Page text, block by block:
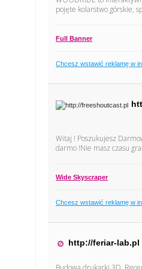
pojęte kolarstwo górskie,
Full Banner
Chcesz wstawić reklamę w
Witaj ! Poszukujesz
darmo !Nie masz czasu
Wide Skyscraper
Chcesz wstawić reklamę w
http://feriar-lab.pl